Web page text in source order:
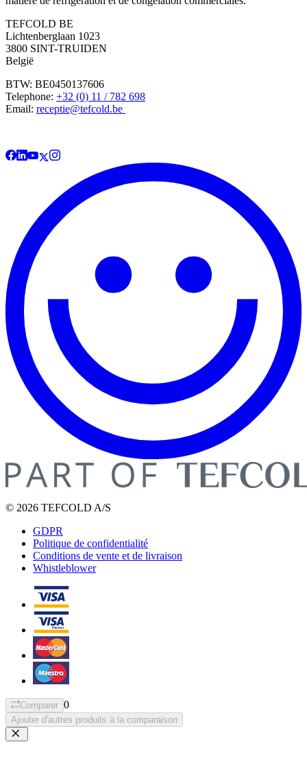
TEFCOLD BE
Lichtenberglaan 1023
3800 SINT-TRUIDEN
België
BTW: BE0450137606
Telephone: +32 (0) 11 / 782 698
Email: receptie@tefcold.be
© 2026 TEFCOLD A/S
GDPR
Politique de confidentialité
Conditions de vente et de livraison
Whistleblower
Comparer 0
Ajouter d'autres produits à la comparaison